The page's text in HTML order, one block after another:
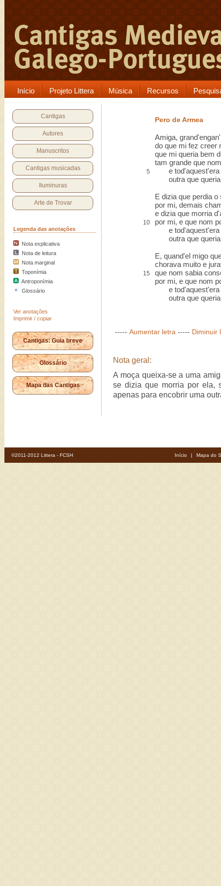
Início Projeto Littera Música Recursos
Cantigas
Autores
Manuscritos
Cantigas musicadas
Iluminuras
Arte de Trovar
Legenda das anotações
Nota explicativa
Nota de leitura
Nota marginal
Toponímia
Antroponímia
Glossário
Ver anotações
Imprimir / copiar
Cantigas: Guia breve
Glossário
Mapa das Cantigas
Pero de Armea
Amiga,
do que mi fez creer
que mi queria bem
tam grande que
5
e tod'aquest'era
outra que queria
E dizia que perdia o
por mi, demais
e dizia que morria
10
por mi, e que nom
e tod'aquest'era
outra que queria
E, quand'el migo
chorava muito e
15
que nom sabia
por mi, e que nom
e tod'aquest'era
outra que queria
----- Aumentar letra ----- Diminuir
Nota geral:
A moça queixa-se a uma
se dizia que morria por ela,
apenas para encobrir uma
©2011-2012 Littera - FCSH Início | Mapa do